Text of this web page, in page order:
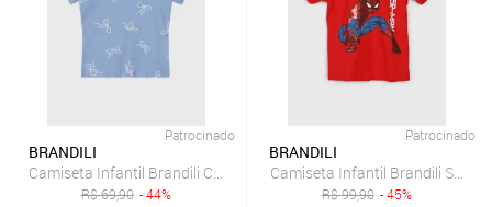
Patrocinado
BRANDILI
Camiseta Infantil Brandili Cropped Laços Azul
R$69,90 - 44%
Patrocinado
BRANDILI
Camiseta Infantil Brandili
R$99,90 - 45%